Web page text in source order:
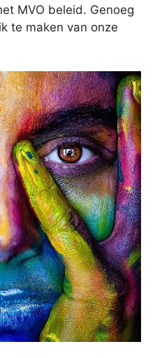
MVO beleid. Genoeg
te maken van onze